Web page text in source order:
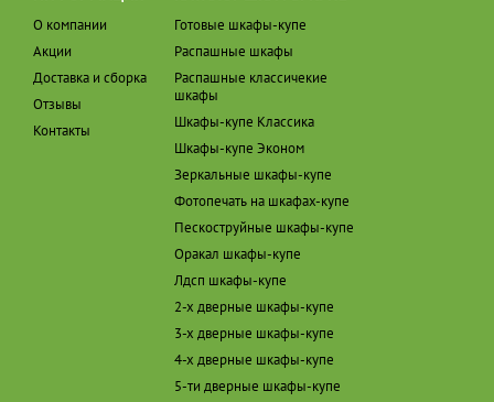
О компании
Акции
Доставка и сборка
Отзывы
Контакты
Готовые шкафы-купе
Распашные шкафы
Распашные классичекие
шкафы
Шкафы-купе Классика
Шкафы-купе Эконом
Зеркальные шкафы-купе
Фотопечать на шкафах-купе
Пескоструйные шкафы-купе
Оракал шкафы-купе
Лдсп шкафы-купе
2-х дверные шкафы-купе
3-х дверные шкафы-купе
4-х дверные шкафы-купе
5-ти дверные шкафы-купе